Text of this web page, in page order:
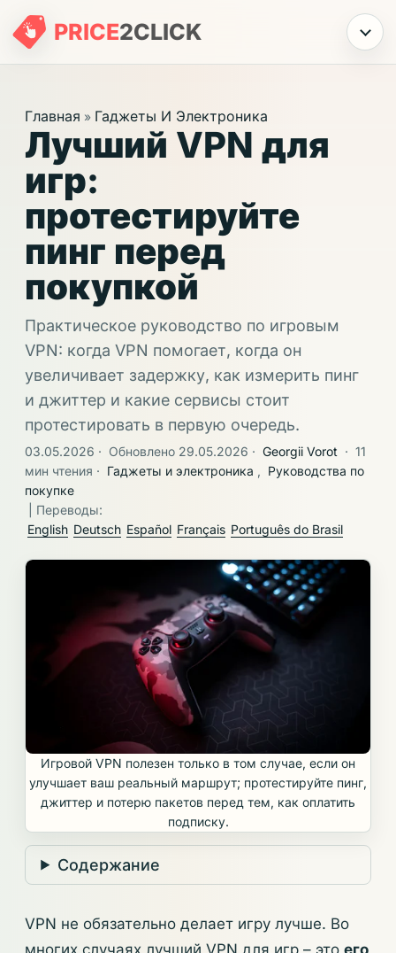
PRICE2CLICK Меню
Главная » Гаджеты И Электроника
Лучший VPN для
игр:
протестируйте
пинг перед
покупкой
Практическое руководство по игровым
VPN: когда VPN помогает, когда он
увеличивает задержку, как измерить пинг
и джиттер и какие сервисы стоит
протестировать в первую очередь.
03.05.2026 · Обновлено 29.05.2026 · Georgii Vorot · 11
мин чтения · Гаджеты и электроника , Руководства по
покупке
| Переводы:
English Deutsch Español Français Português do Brasil
Игровой VPN полезен только в том случае, если он
улучшает ваш реальный маршрут; протестируйте пинг,
джиттер и потерю пакетов перед тем, как оплатить
подписку.
Содержание
VPN не обязательно делает игру лучше. Во
многих случаях лучший VPN для игр – это его